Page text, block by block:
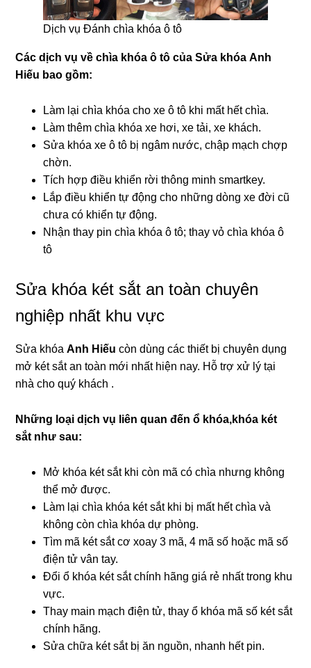
Dịch vụ Đánh chìa khóa ô tô
Các dịch vụ về chìa khóa ô tô của Sửa khóa Anh
Hiếu bao gồm:
Làm lại chìa khóa cho xe ô tô khi mất hết chìa.
Làm thêm chìa khóa xe hơi, xe tải, xe khách.
Sửa khóa xe ô tô bị ngâm nước, chập mạch chợp
chờn.
Tích hợp điều khiển rời thông minh smartkey.
Lắp điều khiển tự động cho những dòng xe đời cũ
chưa có khiển tự động.
Nhận thay pin chìa khóa ô tô; thay vỏ chìa khóa ô
tô
Sửa khóa két sắt an toàn chuyên
nghiệp nhất khu vực
Sửa khóaAnh Hiếu còn dùng các thiết bị chuyên dụng
mở két sắt an toàn mới nhất hiện nay. Hỗ trợ xử lý tại
nhà cho quý khách .
Những loại dịch vụ liên quan đến ổ khóa,khóa két
sắt như sau:
Mở khóa két sắt khi còn mã có chìa nhưng không
thể mở được.
Làm lại chìa khóa két sắt khi bị mất hết chìa và
không còn chìa khóa dự phòng.
Tìm mã két sắt cơ xoay 3 mã, 4 mã số hoặc mã số
điện tử vân tay.
Đổi ổ khóa két sắt chính hãng giá rẻ nhất trong khu
vực.
Thay main mạch điện tử, thay ổ khóa mã số két sắt
chính hãng.
Sửa chữa két sắt bị ăn nguồn, nhanh hết pin.